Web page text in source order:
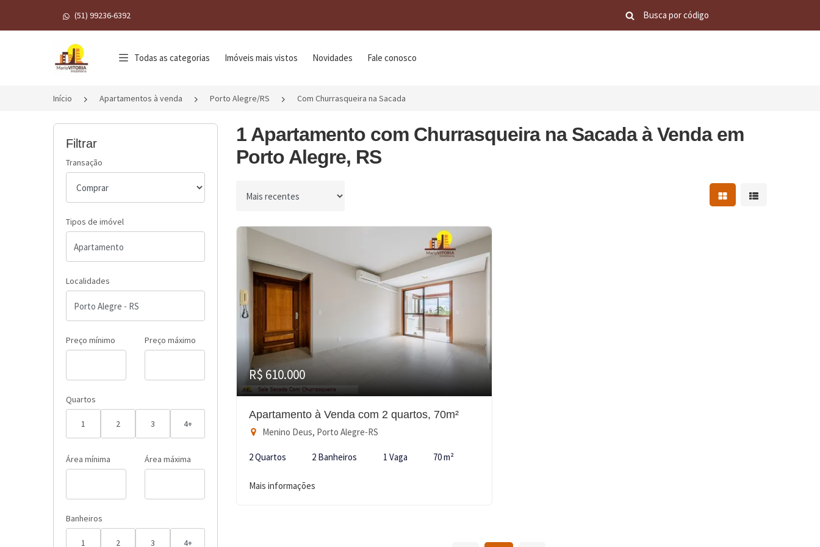
(51) 99236-6392
Página inicial
Todas as categorias Imóveis mais vistos Novidades Fale conosco
Início Apartamentos à venda Porto Alegre/RS Com Churrasqueira na Sacada
Filtrar
Transação
Tipos de imóvel
Localidades
Preço mínimo Preço máximo
Quartos
1 2 3 4+
Área mínima Área máxima
Banheiros
1 2 3 4+
1 Apartamento com Churrasqueira na Sacada à Venda em
Porto Alegre, RS
Ordenar por Mostrar resultados em
Mostrar
R$ 610.000
Apartamento à Venda com 2 quartos, 70m²
Menino Deus, Porto Alegre-RS
2 Quartos 2 Banheiros 1 Vaga 70 m²
Mais informações